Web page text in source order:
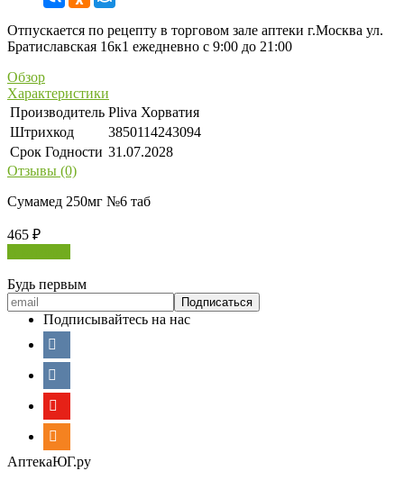
Отпускается по рецепту в торговом зале аптеки г.Москва ул.
Братиславская 16к1 ежедневно с 9:00 до 21:00
Обзор
Характеристики
Производитель Pliva Хорватия
Штрихкод
3850114243094
Срок Годности 31.07.2028
Отзывы (0)
Сумамед 250мг №6 таб
465 ₽
Будь первым
Подписывайтесь на нас
АптекаЮГ.ру